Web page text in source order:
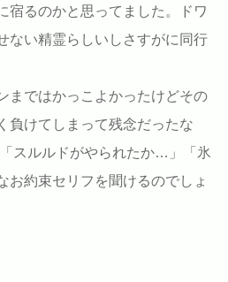
宿るのかと思ってました。ドワ
ない精霊らしいしさすがに同行
まではかっこよかったけどその
負けてしまって残念だったな
スルルドがやられたか…」「氷
約束セリフを聞けるのでしょ